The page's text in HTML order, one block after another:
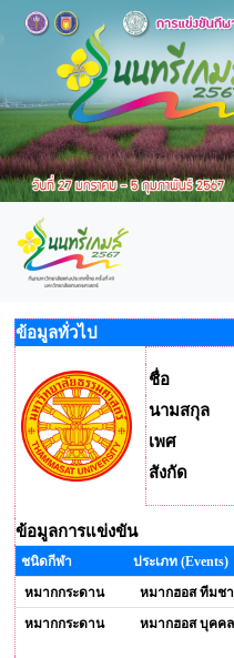
ข้อมูลทั่วไป
ชื่อ
นามสกุล
เพศ
สังกัด
ข้อมูลการแข่งขัน
ชนิดกีฬา
ประเภท (Events)
หมากกระดาน
หมากฮอส ทีมช
หมากกระดาน
หมากฮอส บุคค